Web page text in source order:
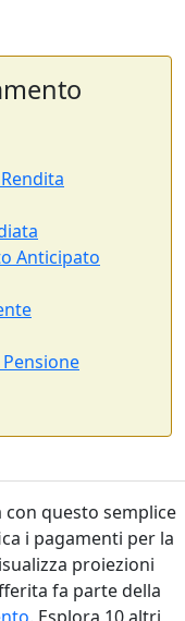
Anticipato
questo semplice
i pagamenti per la
proiezioni
fa parte della